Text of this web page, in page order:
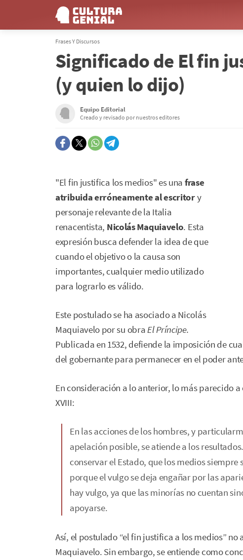
Frases Y Discursos
Significado de El fin
(y quien lo dijo)
Equipo Editorial
Creado y revisado por nuestros editores
"El fin justifica los medios" es una frase
atribuida erróneamente al escritory
personaje relevante de la Italia
renacentista, Nicolás Maquiavelo. Esta
expresión busca defender la idea de que
cuando el objetivo o la causa son
importantes, cualquier medio utilizado
para lograrlo es válido.
Este postulado se ha asociado a Nicolás
Maquiavelo por su obraEl Príncipe.
Publicada en 1532, defiende la imposición de
del gobernante para permanecer en el poder
En consideración a lo anterior, lo más parecido
XVIII:
En las acciones de los hombres, y
apelación posible, se atiende a los
conservar el Estado, que los medios
porque el vulgo se deja engañar por las
hay vulgo, ya que las minorías no cuentan
apoyarse.
Así, el postulado “el fin justifica a los medios”
Maquiavelo. Sin embargo, se entiende como